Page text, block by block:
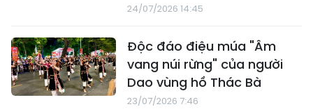
24/07/2026 14:45
Độc đáo điệu múa "Âm
vang núi rừng" của người
Dao vùng hồ Thác Bà
23/07/2026 7:46